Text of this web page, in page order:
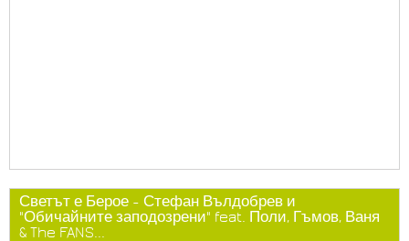
Светът е Берое - Стефан Вълдобрев и
"Обичайните заподозрени" feat. Поли, Гъмов, Ваня
& The FANS...